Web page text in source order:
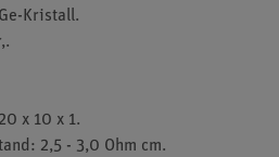
Kristall.
x 10 x 1.
2,5 - 3,0 Ohm cm.